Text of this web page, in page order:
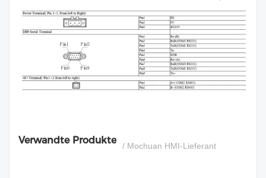
Verwandte Produkte / Mochuan HMI-Lieferant